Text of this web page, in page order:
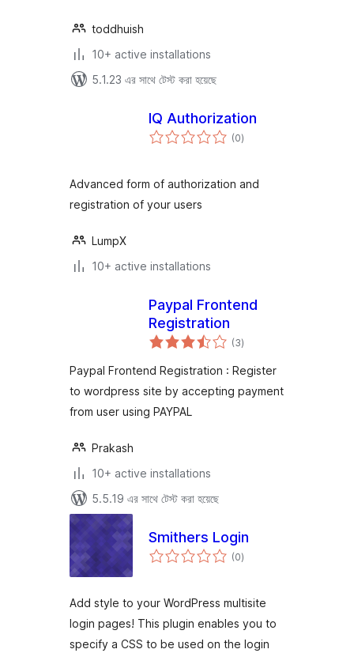
toddhuish
10+ active installations
5.1.23 এর সাথে টেস্ট করা হয়েছে
IQ Authorization
(0total
ratings
)
Advanced form of authorization and
registration of your users
LumpX
10+ active installations
Paypal Frontend
Registration
(3total
ratings
)
Paypal Frontend Registration : Register
to wordpress site by accepting payment
from user using PAYPAL
Prakash
10+ active installations
5.5.19 এর সাথে টেস্ট করা হয়েছে
Smithers Login
(0total
ratings
)
Add style to your WordPress multisite
login pages! This plugin enables you to
specify a CSS to be used on the login